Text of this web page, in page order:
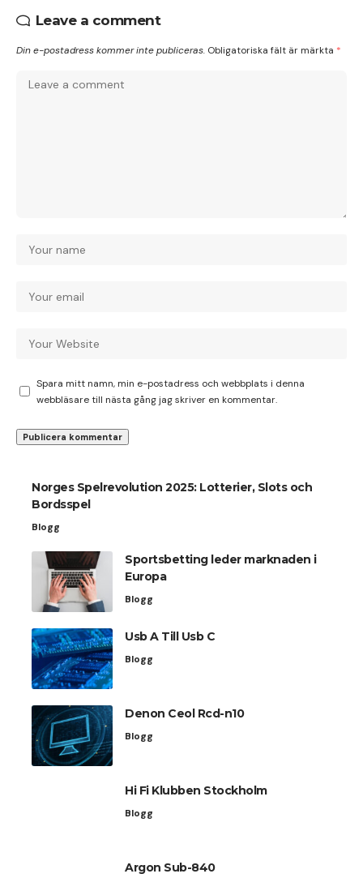
Leave a comment
Din e-postadress kommer inte publiceras. Obligatoriska fält är märkta *
Spara mitt namn, min e-postadress och webbplats i denna
webbläsare till nästa gång jag skriver en kommentar.
Norges Spelrevolution 2025: Lotterier, Slots och
Bordsspel
Blogg
Sportsbetting leder marknaden i
Europa
Blogg
Usb A Till Usb C
Blogg
Denon Ceol Rcd-n10
Blogg
Hi Fi Klubben Stockholm
Blogg
Argon Sub-840